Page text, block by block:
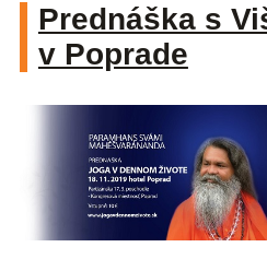
Prednáška s
v Poprade